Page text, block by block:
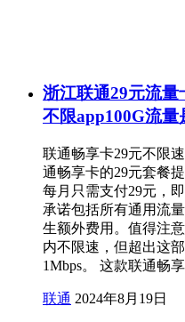
浙江联通29元流量
不限app100G流量
联通畅享卡29元不限
通畅享卡的29元套餐
每月只需支付29元，
承诺包括所有通用流
生额外费用。值得注
内不限速，但超出这
1Mbps。 这款联通畅
联通 2024年8月19日